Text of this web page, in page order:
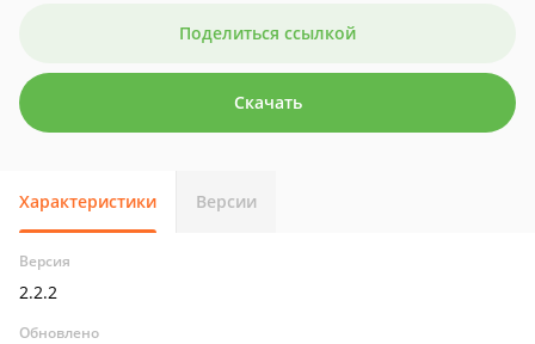
Поделиться ссылкой
Скачать
Характеристики Версии
Версия
2.2.2
Обновлено